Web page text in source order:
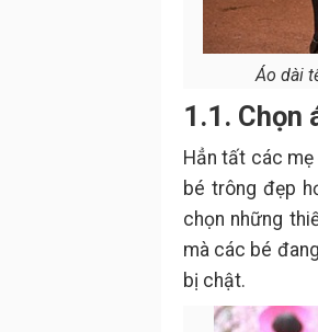
Áo dài
1.1. Chọn
Hẳn tất các
bé trông đẹp
chọn những
mà các bé
bị chật.